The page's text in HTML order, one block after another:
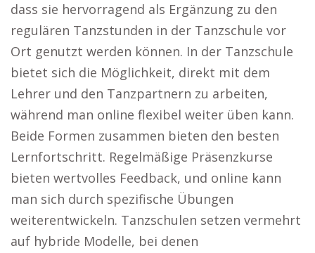
dass sie hervorragend als Ergänzung zu den
regulären Tanzstunden in der Tanzschule vor
Ort genutzt werden können. In der Tanzschule
bietet sich die Möglichkeit, direkt mit dem
Lehrer und den Tanzpartnern zu arbeiten,
während man online flexibel weiter üben kann.
Beide Formen zusammen bieten den besten
Lernfortschritt. Regelmäßige Präsenzkurse
bieten wertvolles Feedback, und online kann
man sich durch spezifische Übungen
weiterentwickeln. Tanzschulen setzen vermehrt
auf hybride Modelle, bei denen